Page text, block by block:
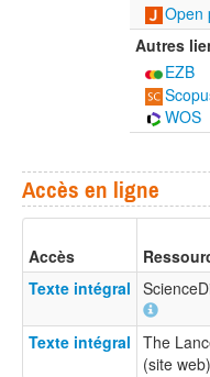
Open
Autres
EZB
WOS
Accès en ligne
Accès
Texte intégral
Texte intégral The
(site web)